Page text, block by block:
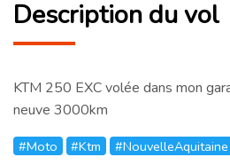
Description du vol
KTM 250 EXC volée dans mon
neuve 3000km
#Moto #Ktm #NouvelleAquitaine